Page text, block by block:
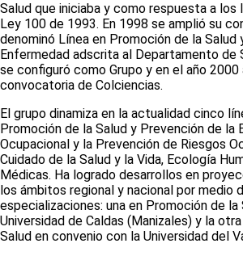
Salud que iniciaba y como respuesta a los
Ley 100 de 1993. En 1998 se amplió su
denominó Línea en Promoción de la Salud
Enfermedad adscrita al Departamento de
se configuró como Grupo y en el año 2000
convocatoria de Colciencias.
El grupo dinamiza en la actualidad cinco
Promoción de la Salud y Prevención de la
Ocupacional y la Prevención de Riesgos
Cuidado de la Salud y la Vida, Ecología
Médicas. Ha logrado desarrollos en
los ámbitos regional y nacional por medio
especializaciones: una en Promoción de la
Universidad de Caldas (Manizales) y la
Salud en convenio con la Universidad del